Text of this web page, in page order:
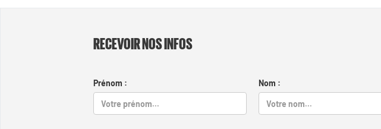
RECEVOIR NOS INFOS
Prénom : Nom :